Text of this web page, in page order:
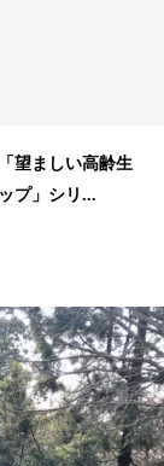
、海洋散骨｜
ス事情...